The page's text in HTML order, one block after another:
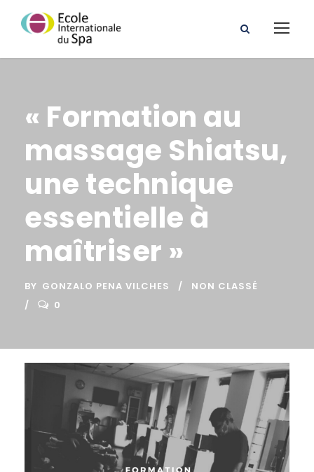
« Formation au
massage Shiatsu,
une technique
essentielle à
maîtriser »
BY GONZALO PENA VILCHES
NON CLASSÉ
0